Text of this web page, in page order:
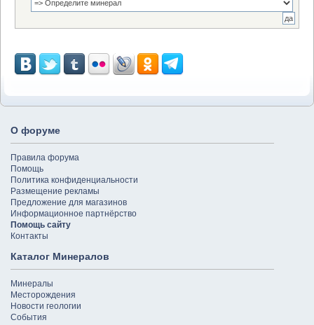
О форуме
Правила форума
Помощь
Политика конфиденциальности
Размещение рекламы
Предложение для магазинов
Информационное партнёрство
Помощь сайту
Контакты
Каталог Минералов
Минералы
Месторождения
Новости геологии
События